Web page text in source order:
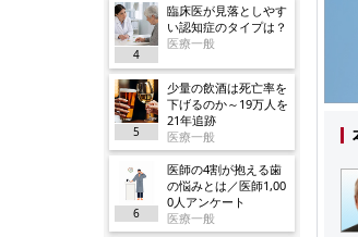
4
臨床医が見落としやす
い認知症のタイプは？
医療一般
5
少量の飲酒は死亡率を
下げるのか～19万人を
21年追跡
医療一般
6
医師の4割が抱える歯
の悩みとは／医師1,00
0人アンケート
医療一般